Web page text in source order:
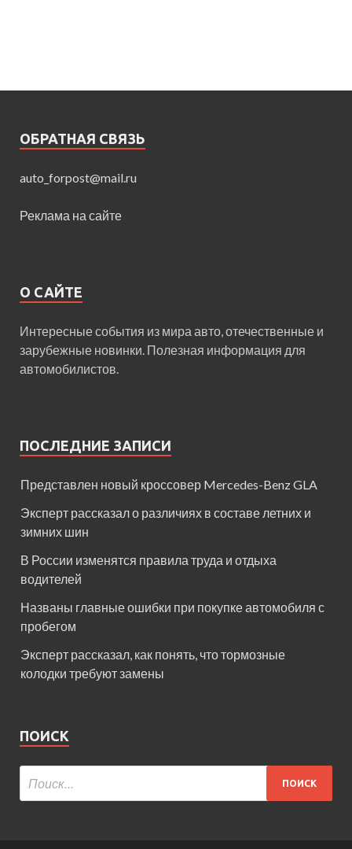
ОБРАТНАЯ СВЯЗЬ
auto_forpost@mail.ru
Реклама на сайте
О САЙТЕ
Интересные события из мира авто, отечественные и
зарубежные новинки. Полезная информация для
автомобилистов.
ПОСЛЕДНИЕ ЗАПИСИ
Представлен новый кроссовер Mercedes-Benz GLA
Эксперт рассказал о различиях в составе летних и
зимних шин
В России изменятся правила труда и отдыха
водителей
Названы главные ошибки при покупке автомобиля с
пробегом
Эксперт рассказал, как понять, что тормозные
колодки требуют замены
ПОИСК